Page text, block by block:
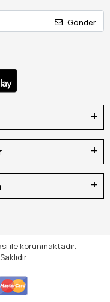
Gönder
ile korunmaktadır.